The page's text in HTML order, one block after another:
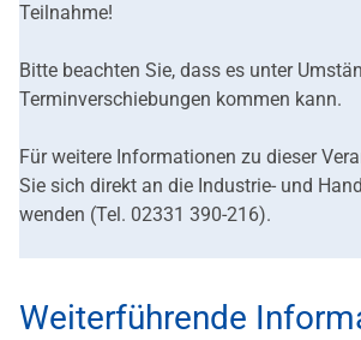
Teilnahme!
Bitte beachten Sie, dass es unter
Terminverschiebungen kommen kann.
Für weitere Informationen zu dieser
Sie sich direkt an die Industrie- und
wenden (Tel. 02331 390-216).
Weiterführende